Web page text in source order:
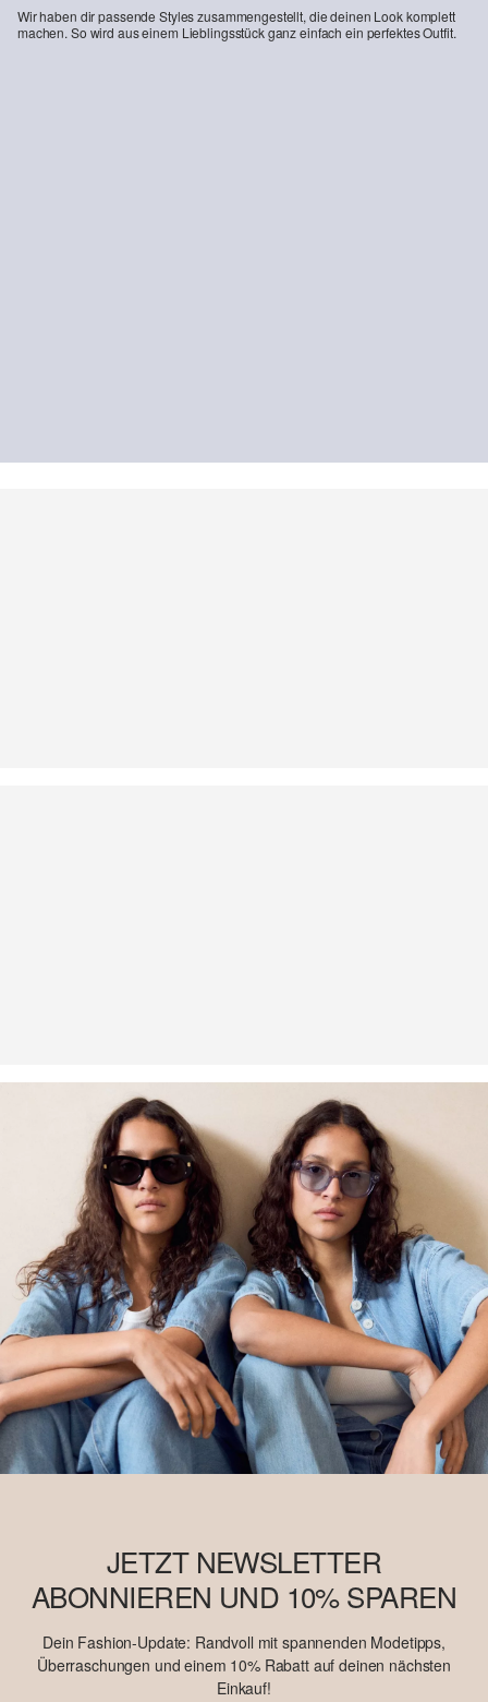
Wir haben dir passende Styles zusammengestellt, die deinen Look komplett
machen. So wird aus einem Lieblingsstück ganz einfach ein perfektes Outfit.
JETZT NEWSLETTER
ABONNIEREN UND 10% SPAREN
Dein Fashion-Update: Randvoll mit spannenden Modetipps,
Überraschungen und einem 10% Rabatt auf deinen nächsten
Einkauf!